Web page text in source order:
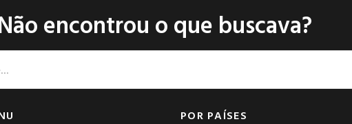
encontrou o que buscava?
POR PAÍSES